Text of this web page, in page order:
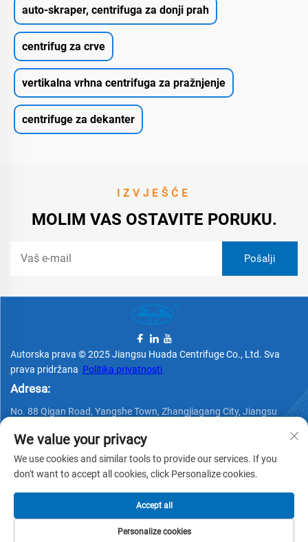
auto-skraper, centrifuga za donji prah
centrifug za crve
vertikalna vrhna centrifuga za pražnjenje
centrifuge za dekanter
IZVJEŠĆE
MOLIM VAS OSTAVITE PORUKU.
Autorska prava © 2025 Jiangsu Huada Centrifuge Co., Ltd. Sva
prava pridržana Politika privatnosti
Adresa:
No. 88 Qigan Road, Yangshe Town, Zhangjiagang City, Jiangsu
Telefon:
+86 15162337620
E-pošta:
[email protected]
We value your privacy
We use cookies and similar tools to provide our services. If you
don't want to accept all cookies, click Personalize cookies.
Personalize cookies
Accept all